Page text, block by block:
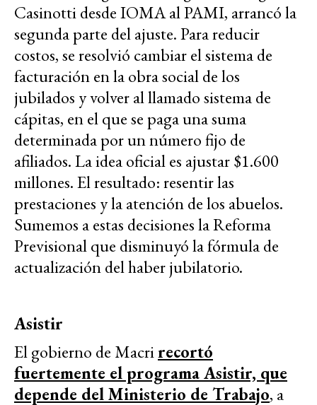
Casinotti desde IOMA al PAMI, arrancó la
segunda parte del ajuste. Para reducir
costos, se resolvió cambiar el sistema de
facturación en la obra social de los
jubilados y volver al llamado sistema de
cápitas, en el que se paga una suma
determinada por un número fijo de
afiliados. La idea oficial es ajustar $1.600
millones. El resultado: resentir las
prestaciones y la atención de los abuelos.
Sumemos a estas decisiones la Reforma
Previsional que disminuyó la fórmula de
actualización del haber jubilatorio.
Asistir
El gobierno de Macrirecortó
fuertemente el programa Asistir, que
depende del Ministerio de Trabajo, a